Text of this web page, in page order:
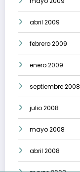
abril 2009
febrero 2009
enero 2009
septiembre 2008
julio 2008
mayo 2008
abril 2008